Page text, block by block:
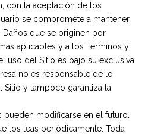
con la aceptación de los
se compromete a mantener
que se originen por
aplicables y a los Términos y
uso del Sitio es bajo su exclusiva
no es responsable de lo
y tampoco garantiza la
pueden modificarse en el futuro.
los leas periódicamente. Toda